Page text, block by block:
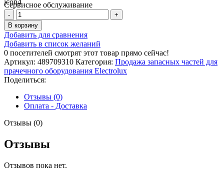
Сервисное обслуживание
Количество
товара
РУКАВ
В корзину
Добавить для сравнения
Добавить в список желаний
0 посетителей смотрят этот товар прямо сейчас!
Артикул: 489709310 Категория: Продажа запасных частей для
прачечного оборудования Electrolux
Поделиться:
Отзывы (0)
Оплата - Доставка
Отзывы (0)
Отзывы
Отзывов пока нет.